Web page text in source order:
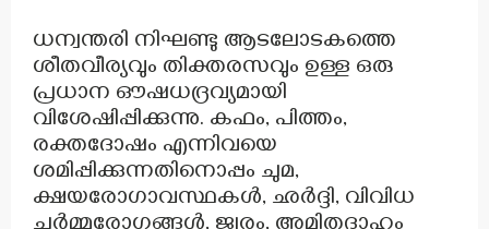
ധന്വന്തരി നിഘണ്ടു ആടലോടകത്തെ
ശീതവീര്യവും തിക്തരസവും ഉള്ള ഒരു
പ്രധാന ഔഷധദ്രവ്യമായി
വിശേഷിപ്പിക്കുന്നു. കഫം, പിത്തം,
രക്തദോഷം എന്നിവയെ
ശമിപ്പിക്കുന്നതിനൊപ്പം ചുമ,
ക്ഷയരോഗാവസ്ഥകൾ, ഛർദ്ദി, വിവിധ